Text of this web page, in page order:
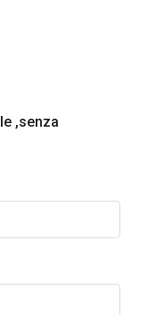
,senza